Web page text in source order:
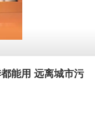
能用 远离城市污